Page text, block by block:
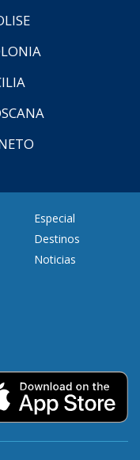
Especial
Destinos
Noticias